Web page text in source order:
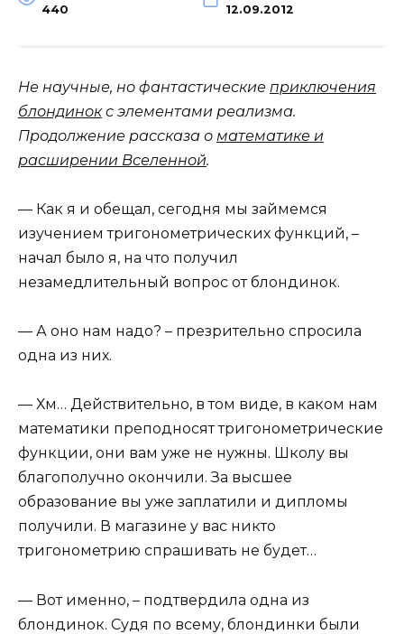
440 12.09.2012
Не научные, но фантастические приключения
блондинокс элементами реализма.
Продолжение рассказа о математике и
расширении Вселенной.
— Как я и обещал, сегодня мы займемся
изучением тригонометрических функций, –
начал было я, на что получил
незамедлительный вопрос от блондинок.
— А оно нам надо? – презрительно спросила
одна из них.
— Хм… Действительно, в том виде, в каком нам
математики преподносят тригонометрические
функции, они вам уже не нужны. Школу вы
благополучно окончили. За высшее
образование вы уже заплатили и дипломы
получили. В магазине у вас никто
тригонометрию спрашивать не будет…
— Вот именно, – подтвердила одна из
блондинок. Судя по всему, блондинки были